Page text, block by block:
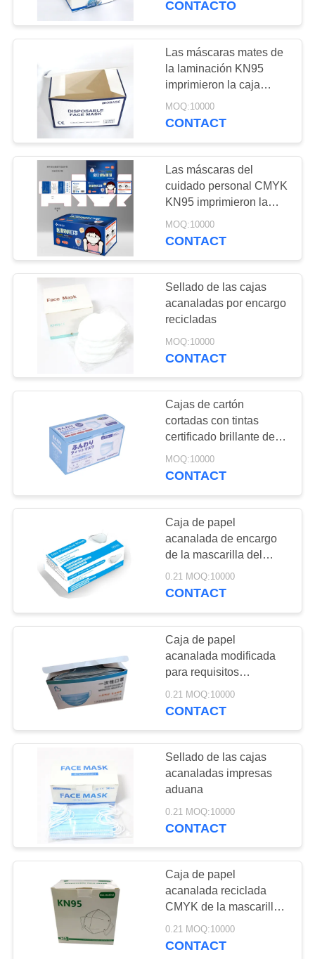
autoadhesivas
25
Empaquetado de la
extensión del pelo
Bolsos de papel
reciclados de la
comida
bolsas de papel con
las manijas
servicios de
impresión del folleto
6
acondicionamiento
de los alimentos
amistoso del eco
CONTACTO
Las máscaras mates de
la laminación KN95
imprimieron la caja
acanalada
MOQ:10000
CONTACT
Las máscaras del
cuidado personal CMYK
KN95 imprimieron la
caja acanalada
MOQ:10000
CONTACT
Sellado de las cajas
acanaladas por encargo
recicladas
MOQ:10000
CONTACT
Cajas de cartón
cortadas con tintas
certificado brillante del
CE de la laminación
MOQ:10000
CONTACT
Caja de papel
acanalada de encargo
de la mascarilla del
rectángulo
0.21 MOQ:10000
CONTACT
Caja de papel
acanalada modificada
para requisitos
particulares CMYK del
logotipo Kn95
0.21 MOQ:10000
CONTACT
Sellado de las cajas
acanaladas impresas
aduana
0.21 MOQ:10000
CONTACT
Caja de papel
acanalada reciclada
CMYK de la mascarilla
KN95
0.21 MOQ:10000
CONTACT